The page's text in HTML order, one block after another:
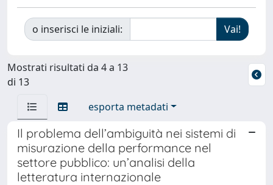
o inserisci le iniziali:
Mostrati risultati da 4 a 13
di 13
esporta metadati
Il problema dell’ambiguità nei sistemi di
misurazione della performance nel
settore pubblico: un’analisi della
letteratura internazionale